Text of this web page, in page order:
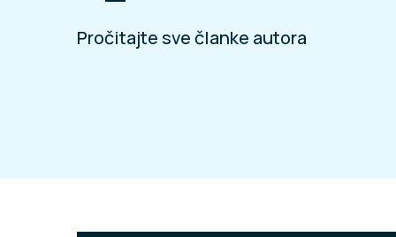
Pročitajte sve članke autora